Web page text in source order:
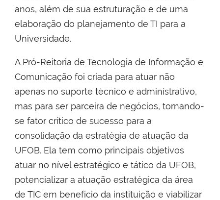
anos, além de sua estruturação e de uma
elaboração do planejamento de TI para a
Universidade.
A Pró-Reitoria de Tecnologia de Informação e
Comunicação foi criada para atuar não
apenas no suporte técnico e administrativo,
mas para ser parceira de negócios, tornando-
se fator crítico de sucesso para a
consolidação da estratégia de atuação da
UFOB. Ela tem como principais objetivos
atuar no nível estratégico e tático da UFOB,
potencializar a atuação estratégica da área
de TIC em benefício da instituição e viabilizar